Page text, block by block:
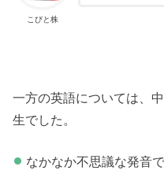
こびと株
一方の英語については、
生でした。
なかなか不思議な発音